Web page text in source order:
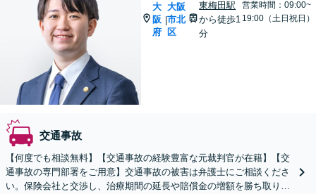
大
阪
府
|
大阪
市北
区
東梅田駅
から徒歩1
分
営業時間：09:00~
19:00（土日祝日）
交通事故
【何度でも相談無料】【交通事故の経験豊富な元裁判官が在籍】【交
通事故の専門部署をご用意】交通事故の被害は弁護士にご相談くださ
い。保険会社と交渉し、治療期間の延長や賠償金の増額を勝ち取りま